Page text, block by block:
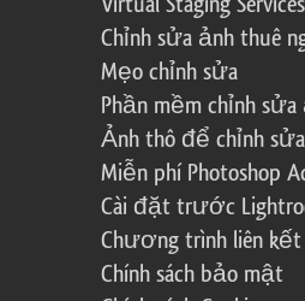
Virtual Staging Services
Chỉnh sửa ảnh thuê
Mẹo chỉnh sửa
Phần mềm chỉnh sửa
Ảnh thô để chỉnh sửa
Miễn phí Photoshop
Cài đặt trước
Chương trình liên kết
Chính sách bảo mật